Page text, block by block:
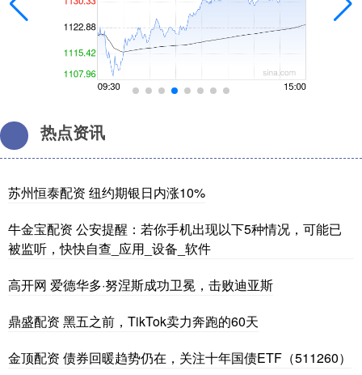
热点资讯
苏州恒泰配资 纽约期银日内涨10%
牛金宝配资 公安提醒：若你手机出现以下5种情况，可能已
被监听，快快自查_应用_设备_软件
高开网 爱德华多·努涅斯成功卫冕，击败迪亚斯
鼎盛配资 黑五之前，TikTok卖力奔跑的60天
金顶配资 债券回暖趋势仍在，关注十年国债ETF（511260）